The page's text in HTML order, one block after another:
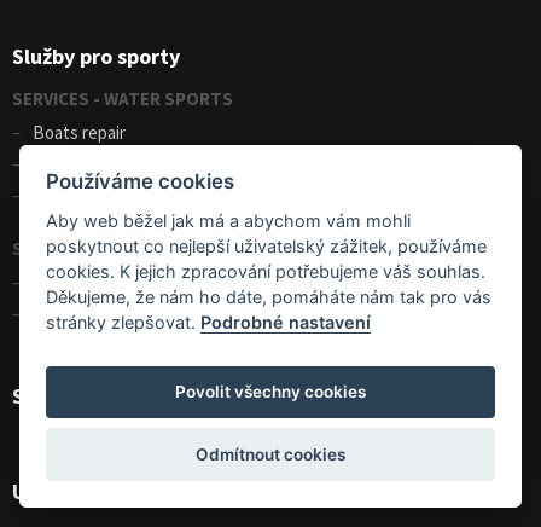
Služby pro sporty
SERVICES - WATER SPORTS
Boats repair
Kayak eskimo roll
SERVICES - WINTER SPORTS
Skis and snowboards rental
Demo center SPORTEN
Shopping helper
Useful
Používáme cookies
Aby web běžel jak má a abychom vám mohli
poskytnout co nejlepší uživatelský zážitek, používáme
cookies. K jejich zpracování potřebujeme váš souhlas.
Děkujeme, že nám ho dáte, pomáháte nám tak pro vás
stránky zlepšovat. Podrobné nastavení
Povolit všechny cookies
Odmítnout cookies